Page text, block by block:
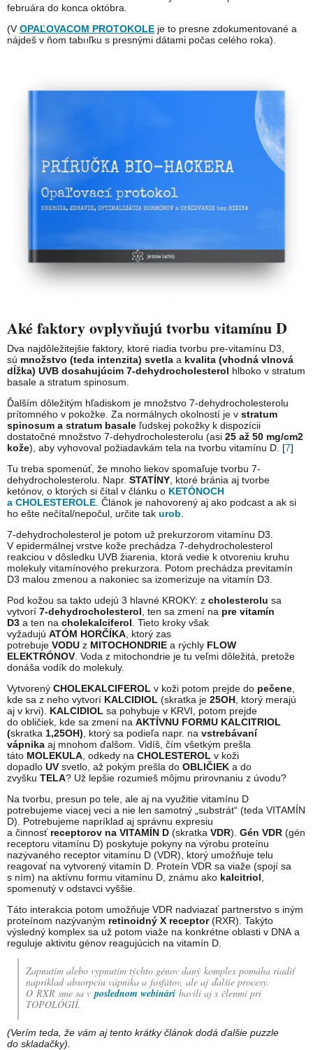
februára do konca októbra.
(V OPAĽOVACOM PROTOKOLE je to presne zdokumentované a
nájdeš v ňom tabuľku s presnými dátami počas celého roka).
PAĽOVACÍ PROTOKOL
Aké faktory ovplyvňujú tvorbu vitamínu D
Dva najdôležitejšie faktory, ktoré riadia tvorbu pre-vitamínu D3,
sú množstvo (teda intenzita) svetla a kvalita (vhodná vlnová
dĺžka) UVB dosahujúcim 7-dehydrocholesterol hlboko v stratum
basale a stratum spinosum.
Ďalším dôležitým hľadiskom je množstvo 7-dehydrocholesterolu
prítomného v pokožke. Za normálnych okolností je v stratum
spinosum a stratum basale ľudskej pokožky k dispozícii
dostatočné množstvo 7-dehydrocholesterolu (asi 25 až 50 mg/cm2
kože), aby vyhovoval požiadavkám tela na tvorbu vitamínu D. [7]
Tu treba spomenúť, že mnoho liekov spomaľuje tvorbu 7-
dehydrocholesterolu. Napr. STATÍNY , ktoré bránia aj tvorbe
ketónov, o ktorých si čítal v článku o KETÓNOCH
a CHOLESTEROLE . Článok je nahovorený aj ako podcast a ak si
ho ešte nečítal/nepočul, určite tak urob
7-dehydrocholesterol je potom už prekurzorom vitamínu D3.
V epidermálnej vrstve kože prechádza 7-dehydrocholesterol
reakciou v dôsledku UVB žiarenia, ktorá vedie k otvoreniu kruhu
molekuly vitamínového prekurzora. Potom prechádza previtamín
D3 malou zmenou a nakoniec sa izomerizuje na vitamín D3.
Pod kožou sa takto udejú 3 hlavné KROKY: z cholesterolu sa
vytvorí 7-dehydrocholesterol , ten sa zmení na pre vitamín
D3 a ten na cholekalciferol . Tieto kroky však
vyžadujú ATÓM HORČÍKA , ktorý zas
potrebuje VODU z MITOCHONDRIE a rýchly FLOW
ELEKTRÓNOV . Voda z mitochondrie je tu veľmi dôležitá, pretože
donáša vodík do molekuly.
Vytvorený CHOLEKALCIFEROL v koži potom prejde do pečene
kde sa z neho vytvorí KALCIDIOL (skratka je 25OH , ktorý merajú
aj v krvi). KALCIDIOL sa pohybuje v KRVI, potom prejde
do obličiek, kde sa zmení na AKTÍVNU FORMU KALCITRIOL
(skratka 1,25OH) , ktorý sa podieľa napr. na vstrebávaní
vápnika aj mnohom ďalšom. Vidíš, čím všetkým prešla
táto MOLEKULA , odkedy na CHOLESTEROL v koži
dopadlo UV svetlo, až pokým prešla do OBLIČIEK a do
zvyšku TELA? Už lepšie rozumieš môjmu prirovnaniu z úvodu?
Na tvorbu, presun po tele, ale aj na využitie vitamínu D
potrebujeme viacej veci a nie len samotný „substrát“ (teda VITAMÍN
D). Potrebujeme napríklad aj správnu expresiu
a činnosť receptorov na VITAMÍN D (skratka VDR). Gén VDR (gén
receptoru vitamínu D) poskytuje pokyny na výrobu proteínu
nazývaného receptor vitamínu D (VDR), ktorý umožňuje telu
reagovať na vytvorený vitamín D. Proteín VDR sa viaže (spojí sa
s ním) na aktívnu formu vitamínu D, známu ako kalcitriol
spomenutý v odstavci vyššie.
Táto interakcia potom umožňuje VDR nadviazať partnerstvo s iným
proteínom nazývaným retinoidný X receptor(RXR). Takýto
výsledný komplex sa už potom viaže na konkrétne oblasti v DNA a
reguluje aktivitu génov reagujúcich na vitamín D.
Zapnutím alebo vypnutím týchto génov daný komplex pomáha riadiť
napríklad absorpciu vápnika a fosfátov, ale aj ďalšie procesy.
O RXR sme sa v poslednom webinári bavili aj s členmi pri
TOPOLÓGIÍ.
(Verím teda, že vám aj tento krátky článok dodá ďalšie puzzle
do skladačky).